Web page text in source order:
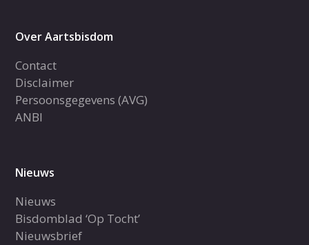
Over Aartsbisdom
Contact
Disclaimer
Persoonsgegevens (AVG)
ANBI
Nieuws
Nieuws
Bisdomblad ‘Op Tocht’
Nieuwsbrief